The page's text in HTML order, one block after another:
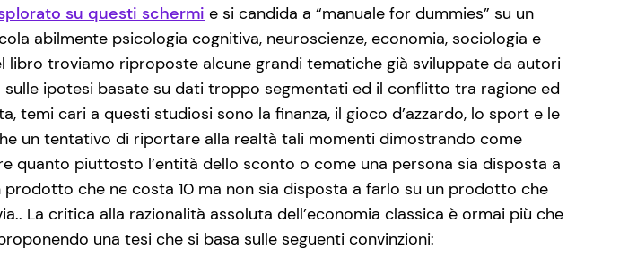
su questi schermi e si candida a “manuale for dummies” su un
abilmente psicologia cognitiva, neuroscienze, economia, sociologia e
libro troviamo riproposte alcune grandi tematiche già sviluppate da autori
ipotesi basate su dati troppo segmentati ed il conflitto tra ragione ed
temi cari a questi studiosi sono la finanza, il gioco d’azzardo, lo sport e le
un tentativo di riportare alla realtà tali momenti dimostrando come
quanto piuttosto l’entità dello sconto o come una persona sia disposta a
che ne costa 10 ma non sia disposta a farlo su un prodotto che
La critica alla razionalità assoluta dell’economia classica è ormai più che
una tesi che si basa sulle seguenti convinzioni: